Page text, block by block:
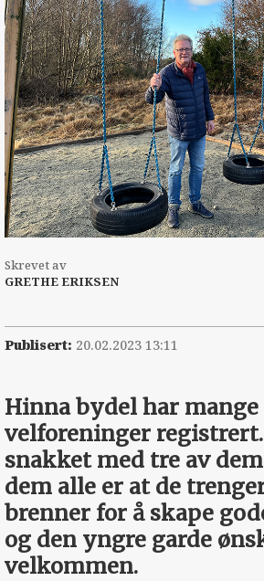
Skrevet av
GRETHE ERIKSEN
Publisert: 20.02.2023 13:11
Hinna bydel har mange
velforeninger registrert.
snakket med tre av
dem alle er at de
brenner for å skape
og den yngre garde
velkommen.